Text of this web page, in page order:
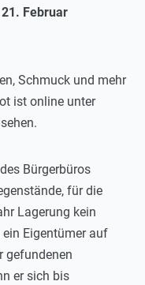
Februar
Schmuck und mehr
ist online unter
Bürgerbüros
für die
Lagerung kein
Eigentümer auf
gefundenen
er sich bis